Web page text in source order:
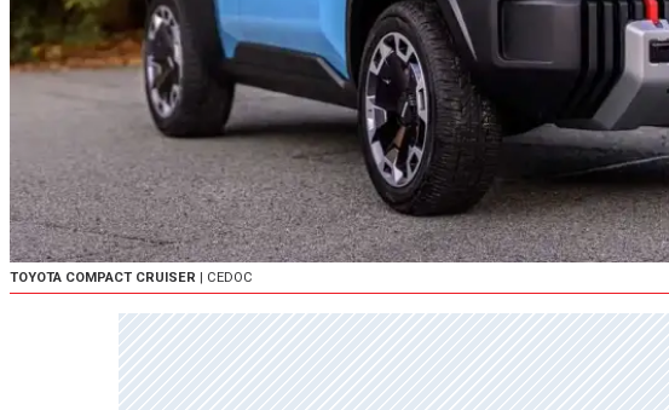
TOYOTA COMPACT CRUISER | CEDOC